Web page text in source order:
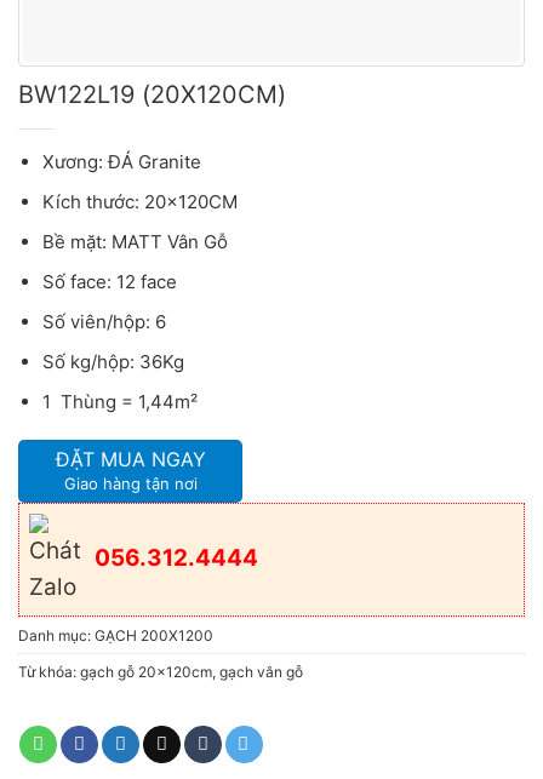
BW122L19 (20X120CM)
Xương: ĐÁ Granite
Kích thước: 20x120CM
Bề mặt: MATT Vân Gỗ
Số face: 12 face
Số viên/hộp: 6
Số kg/hộp: 36Kg
1 Thùng = 1,44m²
ĐẶT MUA NGAY
Giao hàng tận nơi
056.312.4444
Danh mục: GẠCH 200X1200
Từ khóa: gạch gỗ 20x120cm, gạch vân gỗ